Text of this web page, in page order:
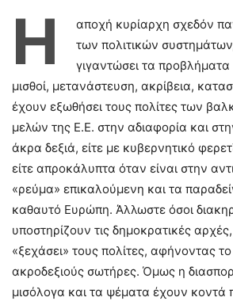
Η
αποχή κυρίαρχη σχεδόν
των πολιτικών
γιγαντώσει τα
μισθοί, μετανάστευση, ακρίβεια,
έχουν εξωθήσει τους πολίτες των
μελών της Ε.Ε. στην αδιαφορία και
άκρα δεξιά, είτε με κυβερνητικό
είτε απροκάλυπτα όταν είναι στην
«ρεύμα» επικαλούμενη και τα
καθαυτό Ευρώπη. Άλλωστε όσοι
υποστηρίζουν τις δημοκρατικές
«ξεχάσει» τους πολίτες, αφήνοντας
ακροδεξιούς σωτήρες. Όμως η
μισόλογα και τα ψέματα έχουν κοντά